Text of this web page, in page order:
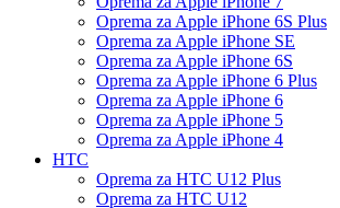
Oprema za Apple iPhone 6S Plus
Oprema za Apple iPhone SE
Oprema za Apple iPhone 6S
Oprema za Apple iPhone 6 Plus
Oprema za Apple iPhone 6
Oprema za Apple iPhone 5
Oprema za Apple iPhone 4
HTC
Oprema za HTC U12 Plus
Oprema za HTC U12